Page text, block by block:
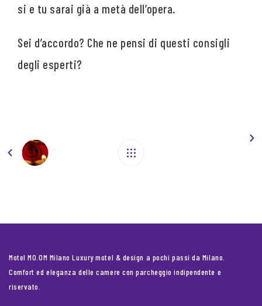
si e tu sarai già a metà dell’opera.
Sei d’accordo? Che ne pensi di questi consigli
degli esperti?
Motel MO.OM Milano Luxury motel & design a pochi passi da Milano.
Comfort ed eleganza delle camere con parcheggio indipendente e
riservato.